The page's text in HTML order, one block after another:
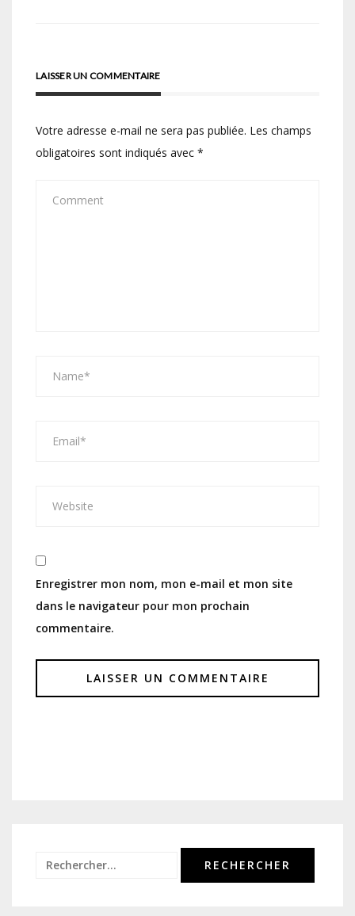
LAISSER UN COMMENTAIRE
Votre adresse e-mail ne sera pas publiée. Les champs
obligatoires sont indiqués avec *
Enregistrer mon nom, mon e-mail et mon site
dans le navigateur pour mon prochain
commentaire.
Rechercher :